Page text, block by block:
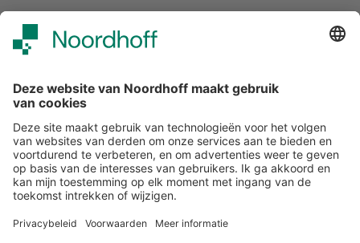
Over ons